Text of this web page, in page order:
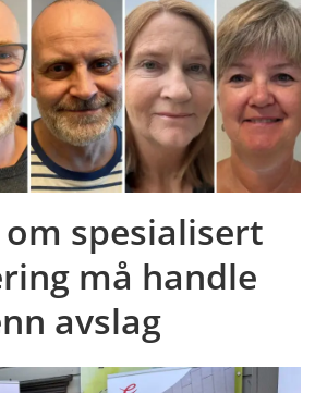
spesialisert
må handle
avslag